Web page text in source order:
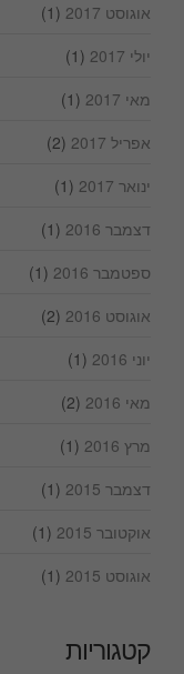
אוגוסט 2017
(1)
יולי 2017
(1)
מאי 2017
(1)
אפריל 2017
(2)
ינואר 2017
(1)
דצמבר 2016
(1)
ספטמבר 2016
(1)
אוגוסט 2016
(2)
יוני 2016
(1)
מאי 2016
(2)
מרץ 2016
(1)
דצמבר 2015
(1)
אוקטובר 2015
(1)
אוגוסט 2015
(1)
קטגוריות